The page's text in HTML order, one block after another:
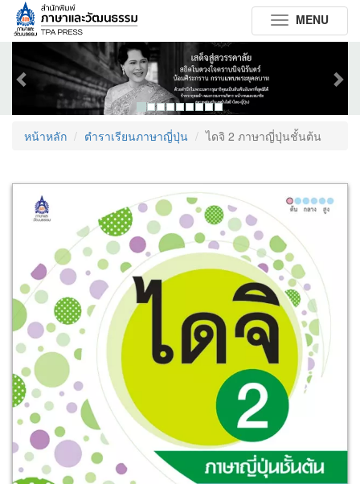
Toggle
navigation
MENU
Previous
หน้าหลัก ตำราเรียนภาษาญี่ปุ่น ไดจิ 2 ภาษาญี่ปุ่นชั้นต้น